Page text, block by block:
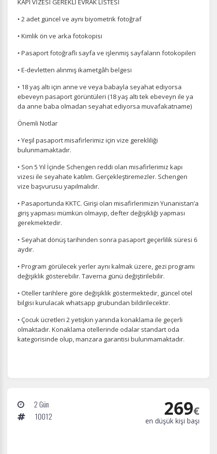
KAPI VİZESİ GEREKLİ EVRAK LİSTESİ
• 2 adet güncel ve aynı biyometrik fotoğraf
• Kimlik ön ve arka fotokopisi
• Pasaport fotoğraflı sayfa ve işlenmiş sayfaların fotokopileri
• E-devletten alınmış ikametgâh belgesi
• 18 yaş altı için anne ve veya babayla seyahat ediyorsa
ebeveyn pasaport görüntüleri (18 yaş altı tek ebeveyn ile ya
da anne baba olmadan seyahat ediyorsa muvafakatname)
Önemli Notlar
• Yeşil pasaport misafirlerimiz için vize gerekliliği
bulunmamaktadır.
• Son 5 Yıl İçinde Schengen reddi olan misafirlerimiz kapı
vizesi ile seyahate katılım. Gerçekleştiremezler. Schengen
vize başvurusu yapılmalıdır.
• Pasaportunda KKTC. Girişi olan misafirlerimizin Yunanistan’a
giriş yapması mümkün olmayıp, defter değişikliği yapması
gerekmektedir.
• Seyahat dönüş tarihinden sonra pasaport geçerlilik süresi 6
aydır.
• Program görülecek yerler aynı kalmak üzere, gezi programı
değişiklik gösterebilir. Taverna günü değiştirilebilir.
• Oteller tarihlere göre değişiklik göstermektedir, güncel otel
bilgisi kurulacak whatsapp grubundan bildirilecektir.
• Çocuk ücretleri 2 yetişkin yanında konaklama ile geçerli
olmaktadır. Konaklama otellerinde odalar standart oda
kategorisinde olup, manzara garantisi bulunmamaktadır.
2 Gün
10012
269€
en düşük kişi başı